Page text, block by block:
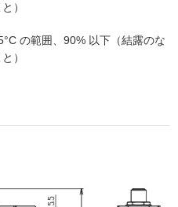
）
の範囲、90% 以下（結露のな
）